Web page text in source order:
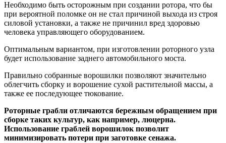
Необходимо быть осторожным при создании ротора, что бы
при вероятной поломке он не стал причиной выхода из строя
силовой установки, а также не причинил вред здоровью
человека управляющего оборудованием.
Оптимальным вариантом, при изготовлении роторного узла
будет использование заднего автомобильного моста.
Правильно собранные ворошилки позволяют значительно
облегчить сборку и ворошение сухой растительной массы, а
также ее последующее тюкование.
Роторные грабли отличаются бережным обращением при
сборке таких культур, как например, люцерна.
Использование граблей ворошилок позволит
минимизировать потери при заготовке сенажа.